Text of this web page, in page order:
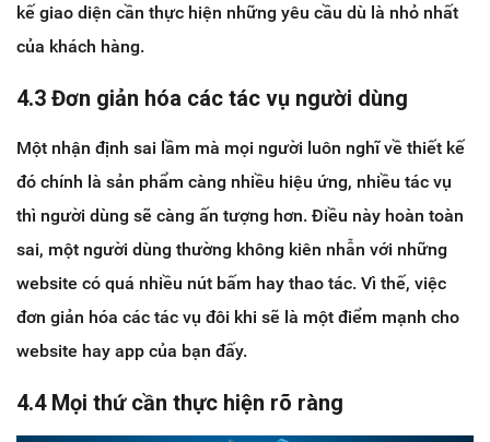
kế giao diện cần thực hiện những yêu cầu dù là nhỏ nhất
của khách hàng.
4.3 Đơn giản hóa các tác vụ người dùng
Một nhận định sai lầm mà mọi người luôn nghĩ về thiết kế
đó chính là sản phẩm càng nhiều hiệu ứng, nhiều tác vụ
thì người dùng sẽ càng ấn tượng hơn. Điều này hoàn toàn
sai, một người dùng thường không kiên nhẫn với những
website có quá nhiều nút bấm hay thao tác. Vì thế, việc
đơn giản hóa các tác vụ đôi khi sẽ là một điểm mạnh cho
website hay app của bạn đấy.
4.4 Mọi thứ cần thực hiện rõ ràng